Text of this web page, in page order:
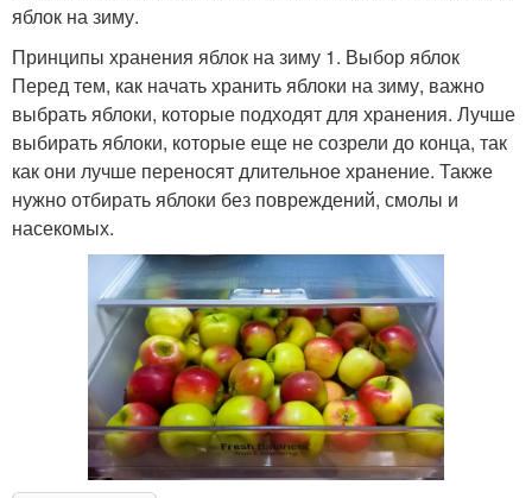
яблок на зиму.
Принципы хранения яблок на зиму 1. Выбор яблок
Перед тем, как начать хранить яблоки на зиму, важно
выбрать яблоки, которые подходят для хранения. Лучше
выбирать яблоки, которые еще не созрели до конца, так
как они лучше переносят длительное хранение. Также
нужно отбирать яблоки без повреждений, смолы и
насекомых.